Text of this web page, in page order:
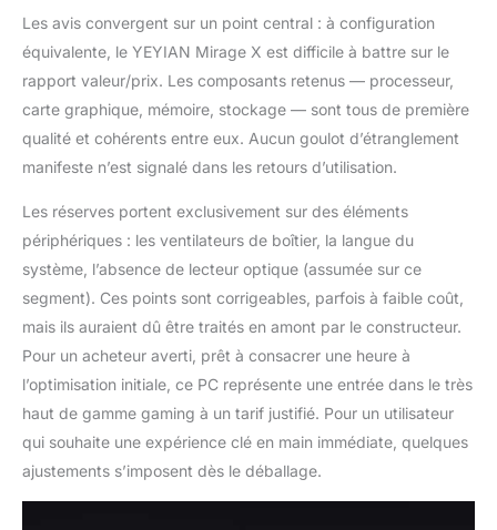
Les avis convergent sur un point central : à configuration
équivalente, le YEYIAN Mirage X est difficile à battre sur le
rapport valeur/prix. Les composants retenus — processeur,
carte graphique, mémoire, stockage — sont tous de première
qualité et cohérents entre eux. Aucun goulot d’étranglement
manifeste n’est signalé dans les retours d’utilisation.
Les réserves portent exclusivement sur des éléments
périphériques : les ventilateurs de boîtier, la langue du
système, l’absence de lecteur optique (assumée sur ce
segment). Ces points sont corrigeables, parfois à faible coût,
mais ils auraient dû être traités en amont par le constructeur.
Pour un acheteur averti, prêt à consacrer une heure à
l’optimisation initiale, ce PC représente une entrée dans le très
haut de gamme gaming à un tarif justifié. Pour un utilisateur
qui souhaite une expérience clé en main immédiate, quelques
ajustements s’imposent dès le déballage.